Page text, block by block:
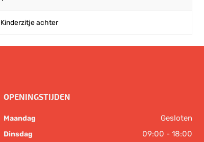
Kinderzitje achter
OPENINGSTIJDEN
Maandag Gesloten
Dinsdag 09:00 - 18:00